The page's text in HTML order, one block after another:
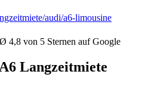
audi/a6-limousine
4,8 von 5 Sternen auf Google
Langzeitmiete